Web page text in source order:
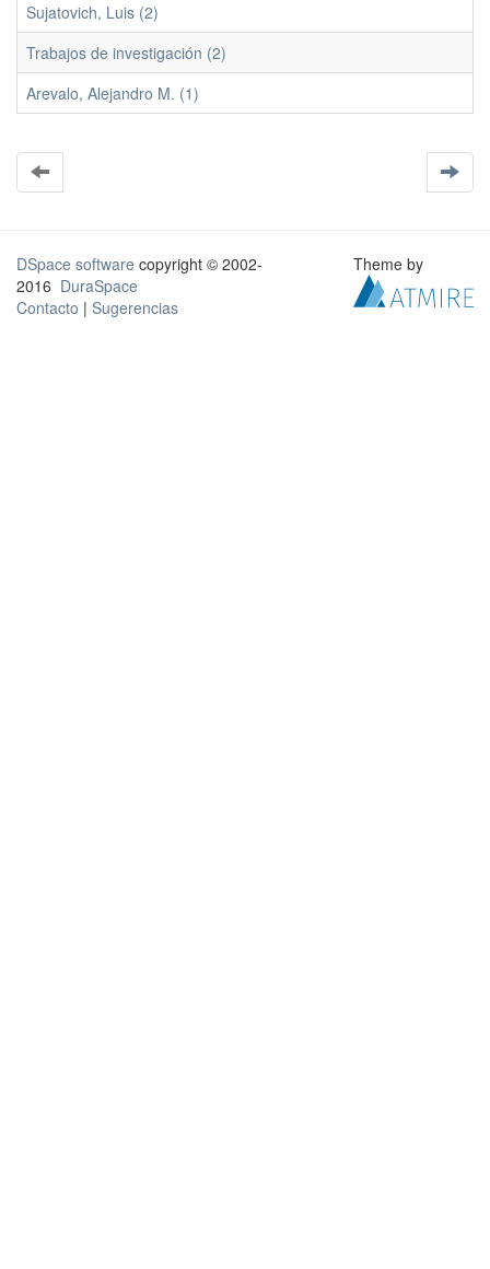
Sujatovich, Luis (2)
Trabajos de investigación (2)
Arevalo, Alejandro M. (1)
DSpace software copyright © 2002-
2016 DuraSpace
Contacto | Sugerencias
Theme by